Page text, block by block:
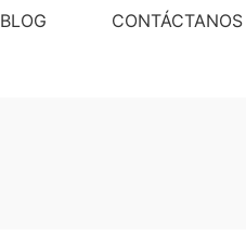
BLOG CONTÁCTANOS